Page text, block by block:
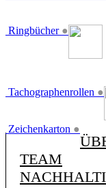
Ringbücher ●
Tachographenrollen ●
Zeichenkarton ●
TEAM